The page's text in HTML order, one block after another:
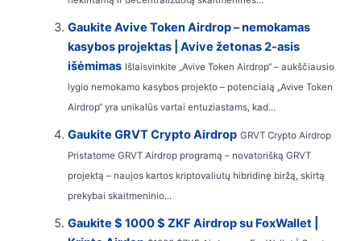
Gaukite Avive Token Airdrop – nemokamas
kasybos projektas | Avive žetonas 2-asis
išėmimas Išlaisvinkite „Avive Token Airdrop“ – aukščiausio
lygio nemokamo kasybos projekto – potencialą „Avive Token
Airdrop“ yra unikalūs vartai entuziastams, kad...
Gaukite GRVT Crypto Airdrop GRVT Crypto Airdrop
Pristatome GRVT Airdrop programą – novatorišką GRVT
projektą – naujos kartos kriptovaliutų hibridinę biržą, skirtą
prekybai skaitmeninio...
Gaukite $ 1000 $ ZKF Airdrop su FoxWallet |